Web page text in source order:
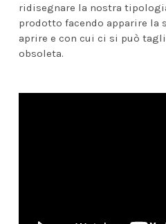
ridisegnare la nostra
prodotto facendo apparire la
aprire e con cui ci si può
obsoleta.